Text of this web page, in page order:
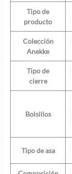
Tipo de
producto
Colección
Anekke
Tipo de
cierre
Bolsillos
Tipo de asa